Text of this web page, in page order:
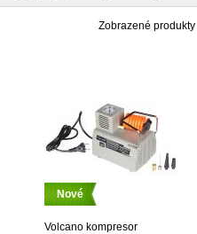
Zobrazené produkty
Nové
Volcano kompresor